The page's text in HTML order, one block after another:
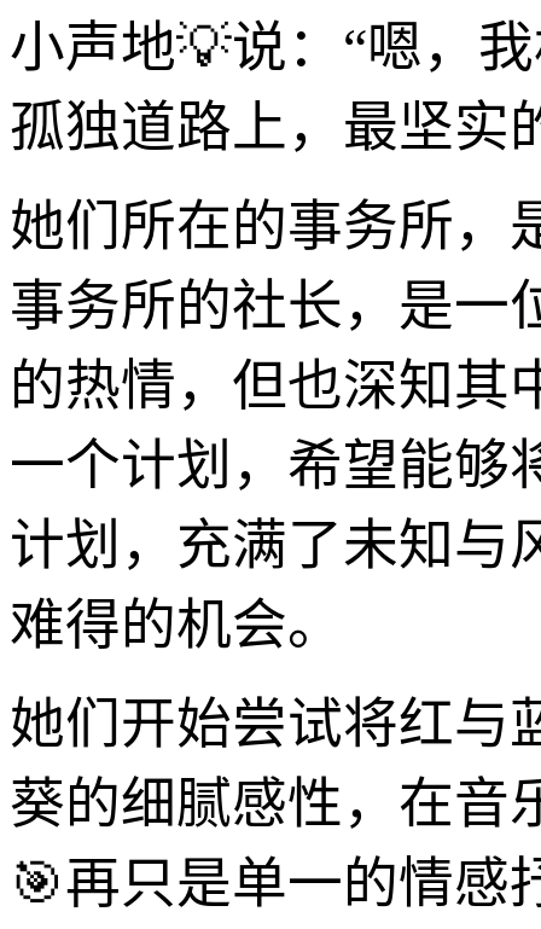
小声地💡说：“嗯，
孤独道路上，最坚实
她们所在的事务所，
事务所的社长，是一
的热情，但也深知其
一个计划，希望能够
计划，充满了未知与
难得的机会。
她们开始尝试将红与
葵的细腻感性，在音
🎯再只是单一的情感